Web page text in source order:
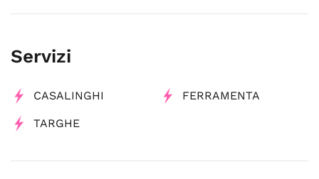
Servizi
CASALINGHI FERRAMENTA
TARGHE